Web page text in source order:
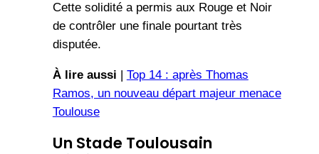
Cette solidité a permis aux Rouge et Noir
de contrôler une finale pourtant très
disputée.
À lire aussi | Top 14 : après Thomas
Ramos, un nouveau départ majeur menace
Toulouse
Un Stade Toulousain